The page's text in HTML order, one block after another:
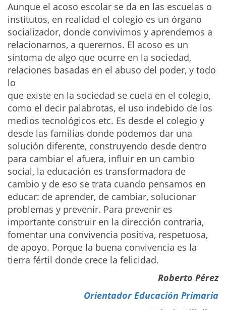
Aunque el acoso escolar se da en las escuelas o
institutos, en realidad el colegio es un órgano
socializador, donde convivimos y aprendemos a
relacionarnos, a querernos. El acoso es un
síntoma de algo que ocurre en la sociedad,
relaciones basadas en el abuso del poder, y todo
lo
que existe en la sociedad se cuela en el colegio,
como el decir palabrotas, el uso indebido de los
medios tecnológicos etc. Es desde el colegio y
desde las familias donde podemos dar una
solución diferente, construyendo desde dentro
para cambiar el afuera, influir en un cambio
social, la educación es transformadora de
cambio y de eso se trata cuando pensamos en
educar: de aprender, de cambiar, solucionar
problemas y prevenir. Para prevenir es
importante construir en la dirección contraria,
fomentar una convivencia positiva, respetuosa,
de apoyo. Porque la buena convivencia es la
tierra fértil donde crece la felicidad.
Roberto Pérez
Orientador Educación Primaria